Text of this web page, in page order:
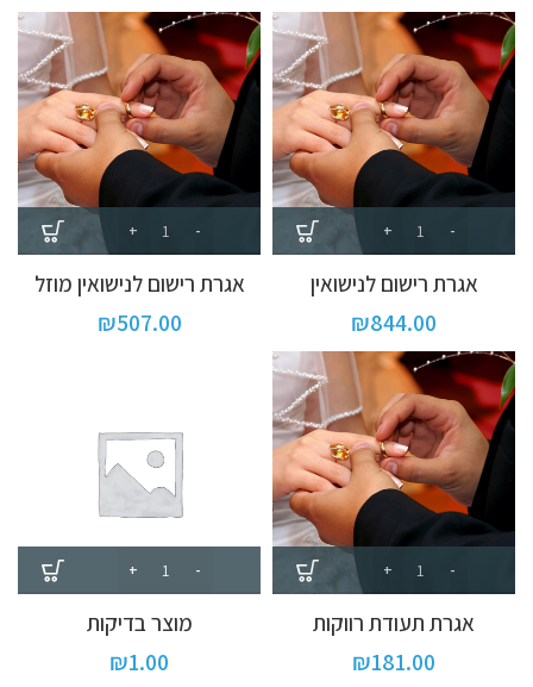
אגרת רישום לנישואין
₪844.00
אגרת רישום לנישואין מוזל
₪507.00
אגרת תעודת רווקות
₪181.00
מוצר בדיקות
₪1.00